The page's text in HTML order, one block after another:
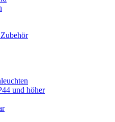
und höher